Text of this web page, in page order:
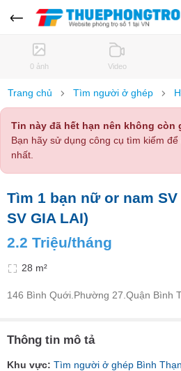
0 ảnh Video
Trang chủ Tìm người ở ghép
Tin này đã hết hạn nên không còn
Bạn hãy sử dụng công cụ tìm kiếm
nhất.
Tìm 1 bạn nữ or nam
SV GIA LAI)
2.2 Triệu/tháng
28 m²
146 Bình Quới.Phường 27.Quận Bình
Thông tin mô tả
Khu vực: Tìm người ở ghép Bình